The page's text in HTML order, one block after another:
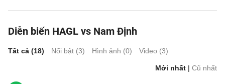
Diễn biến HAGL vs Nam Định
Tất cả (18) Nổi bật (3) Hình ảnh (0) Video (3)
Mới nhất | Cũ nhất